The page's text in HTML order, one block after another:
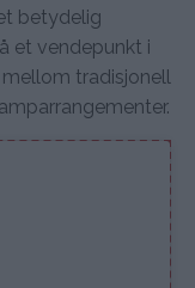
betydelig
et vendepunkt i
mellom tradisjonell